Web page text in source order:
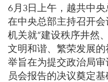
6月3日上午，越共中
在中央总部主持召开
机关就“建设秩序井然
文明和谐、繁荣发展
举旨在为提交政治局
员会报告的决议奠定